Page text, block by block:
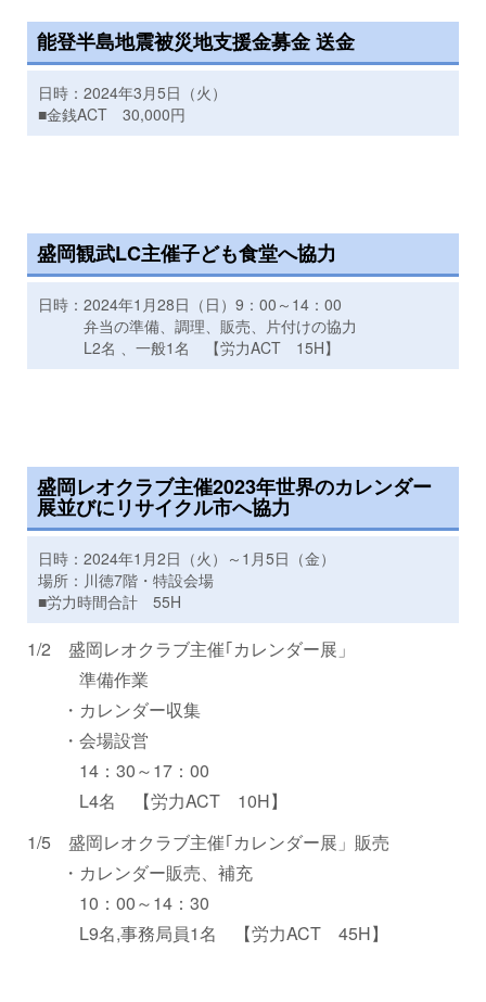
能登半島地震被災地支援金募金 送金
日時：2024年3月5日（火）
■金銭ACT 30,000円
盛岡観武LC主催子ども食堂へ協力
日時：2024年1月28日（日）9：00～14：00
弁当の準備、調理、販売、片付けの協力
L2名 、一般1名 【労力ACT 15H】
盛岡レオクラブ主催2023年世界のカレンダー
展並びにリサイクル市へ協力
日時：2024年1月2日（火）～1月5日（金）
場所：川徳7階・特設会場
■労力時間合計 55H
1/2 盛岡レオクラブ主催｢カレンダー展」
準備作業
・カレンダー収集
・会場設営
14：30～17：00
L4名 【労力ACT 10H】
1/5 盛岡レオクラブ主催｢カレンダー展」販売
・カレンダー販売、補充
10：00～14：30
L9名,事務局員1名 【労力ACT 45H】